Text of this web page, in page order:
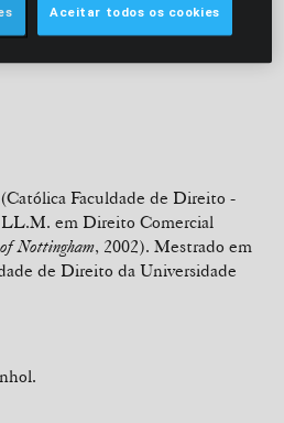
Faculdade de Direito -
LL.M. em Direito Comercial
Nottingham, 2002). Mestrado em
de Direito da Universidade
Aceitar todos os cookies